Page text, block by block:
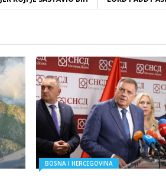
BOSNA I HERCEGOVINA